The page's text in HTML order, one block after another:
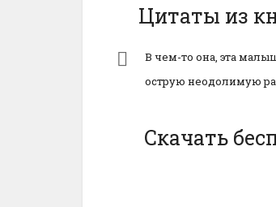
Цитаты из
В чем-то она, эта
острую неодолимую
Скачать